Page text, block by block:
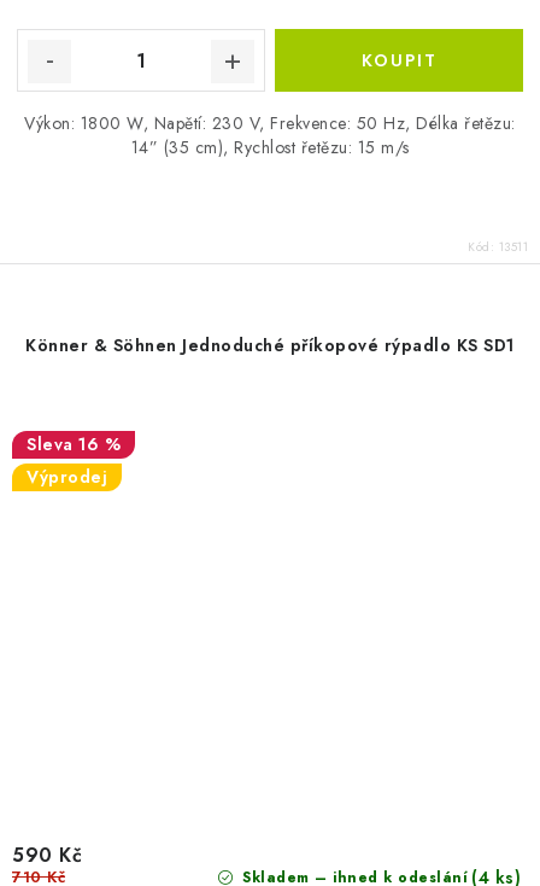
Výkon: 1800 W, Napětí: 230 V, Frekvence: 50 Hz, Délka řetězu:
14” (35 cm), Rychlost řetězu: 15 m/s
Kód: 13511
Könner & Söhnen Jednoduché příkopové rýpadlo KS SD1
16 %
Výprodej
Skladem – ihned k odeslání (4 ks)
590 Kč
710 Kč